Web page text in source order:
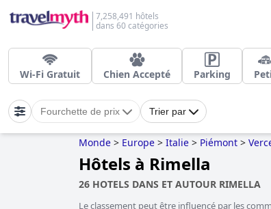
7,258,491 hôtels
dans 60 catégories
Wi-Fi Gratuit Chien Accepté Parking
Fourchette de prix Trier par
Monde > Europe > Italie > Piémont >
Hôtels à Rimella
26 HOTELS DANS ET AUTOUR RIMELLA
Le classement peut être influencé par les